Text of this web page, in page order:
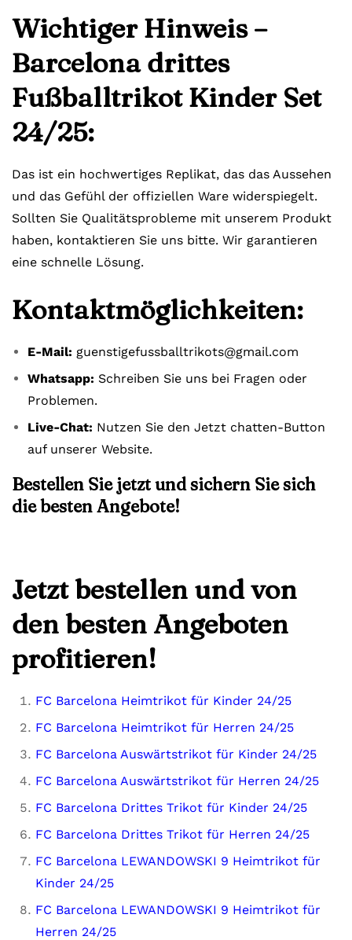
Wichtiger Hinweis –
Barcelona drittes
Fußballtrikot Kinder Set
24/25:
Das ist ein hochwertiges Replikat, das das Aussehen
und das Gefühl der offiziellen Ware widerspiegelt.
Sollten Sie Qualitätsprobleme mit unserem Produkt
haben, kontaktieren Sie uns bitte. Wir garantieren
eine schnelle Lösung.
Kontaktmöglichkeiten:
E-Mail: guenstigefussballtrikots@gmail.com
Whatsapp: Schreiben Sie uns bei Fragen oder
Problemen.
Live-Chat: Nutzen Sie den Jetzt chatten-Button
auf unserer Website.
Bestellen Sie jetzt und sichern Sie sich
die besten Angebote!
Jetzt bestellen und von
den besten Angeboten
profitieren!
FC Barcelona Heimtrikot für Kinder 24/25
FC Barcelona Heimtrikot für Herren 24/25
FC Barcelona Auswärtstrikot für Kinder 24/25
FC Barcelona Auswärtstrikot für Herren 24/25
FC Barcelona Drittes Trikot für Kinder 24/25
FC Barcelona Drittes Trikot für Herren 24/25
FC Barcelona LEWANDOWSKI 9 Heimtrikot für
Kinder 24/25
FC Barcelona LEWANDOWSKI 9 Heimtrikot für
Herren 24/25